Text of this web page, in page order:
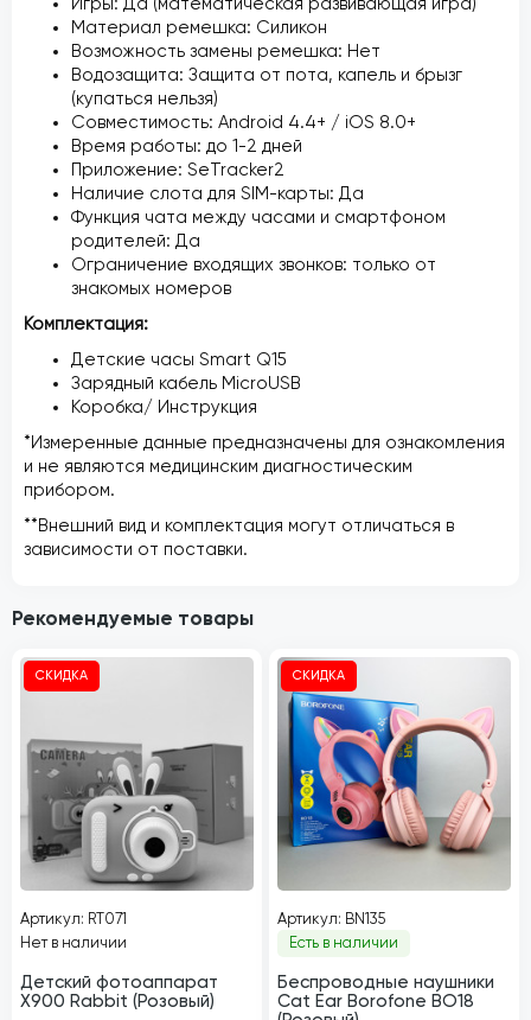
Игры: Да (математическая развивающая игра)
Материал ремешка: Силикон
Возможность замены ремешка: Нет
Водозащита: Защита от пота, капель и брызг
(купаться нельзя)
Совместимость: Android 4.4+ / iOS 8.0+
Время работы: до 1-2 дней
Приложение: SeTracker2
Наличие слота для SIM-карты: Да
Функция чата между часами и смартфоном
родителей: Да
Ограничение входящих звонков: только от
знакомых номеров
Комплектация:
Детские часы Smart Q15
Зарядный кабель MicroUSB
Коробка/ Инструкция
*Измеренные данные предназначены для ознакомления
и не являются медицинским диагностическим
прибором.
**Внешний вид и комплектация могут отличаться в
зависимости от поставки.
Рекомендуемые товары
СКИДКА
Артикул: RT071
Нет в наличии
Детский фотоаппарат
X900 Rabbit (Розовый)
СКИДКА
Артикул: BN135
Есть в наличии
Беспроводные наушники
Cat Ear Borofone BO18